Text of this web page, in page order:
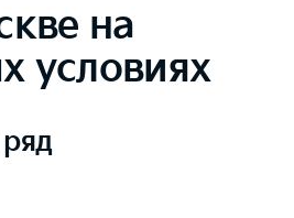
на
условиях